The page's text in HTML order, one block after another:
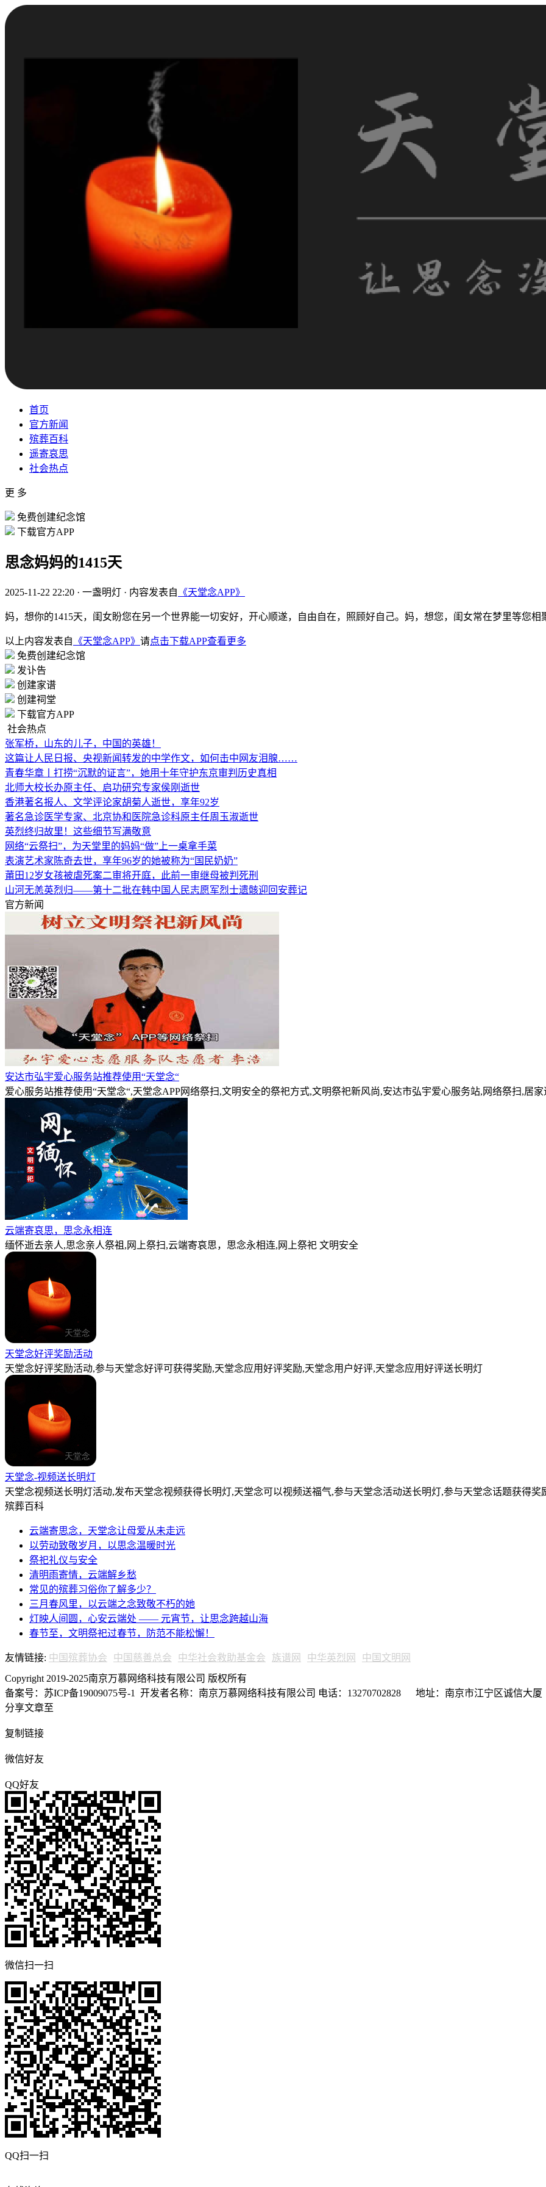
首页
官方新闻
殡葬百科
遥寄哀思
社会热点
更 多
免费创建纪念馆
下载官方APP
思念妈妈的1415天
2025-11-22 22:20 · 一盏明灯 · 内容发表自 《天堂念APP》
妈，想你的1415天，闺女盼您在另一个世界能一切安好，开心顺遂，自由自在，照顾好自己。妈，想您，闺女常在梦里等您相
以上内容发表自 《天堂念APP》 请点击下载APP查看更多
免费创建纪念馆
发讣告
创建家谱
创建祠堂
下载官方APP
社会热点
张军桥，山东的儿子，中国的英雄！
这篇让人民日报、央视新闻转发的中学作文，如何击中网友泪腺……
青春华章丨打捞“沉默的证言”，她用十年守护东京审判历史真相
北师大校长办原主任、启功研究专家侯刚逝世
香港著名报人、文学评论家胡菊人逝世，享年92岁
著名急诊医学专家、北京协和医院急诊科原主任周玉淑逝世
英烈终归故里！这些细节写满敬意
网络“云祭扫”，为天堂里的妈妈“做”上一桌拿手菜
表演艺术家陈奇去世，享年96岁的她被称为“国民奶奶”
莆田12岁女孩被虐死案二审将开庭，此前一审继母被判死刑
山河无恙英烈归——第十二批在韩中国人民志愿军烈士遗骸迎回安葬记
官方新闻
安达市弘宇爱心服务站推荐使用“天堂念“
爱心服务站推荐使用“天堂念“,天堂念APP网络祭扫,文明安全的祭祀方式,文明祭祀新风尚,安达市弘宇爱心服务站,网络祭扫,居
云端寄哀思，思念永相连
缅怀逝去亲人,思念亲人祭祖,网上祭扫,云端寄哀思，思念永相连,网上祭祀 文明安全
天堂念好评奖励活动
天堂念好评奖励活动,参与天堂念好评可获得奖励,天堂念应用好评奖励,天堂念用户好评,天堂念应用好评送长明灯
天堂念-视频送长明灯
天堂念视频送长明灯活动,发布天堂念视频获得长明灯,天堂念可以视频送福气,参与天堂念活动送长明灯,参与天堂念话题获得奖
殡葬百科
云端寄思念，天堂念让母爱从未走远
以劳动致敬岁月，以思念温暖时光
祭祀礼仪与安全
清明雨寄情，云端解乡愁
常见的殡葬习俗你了解多少？
三月春风里，以云端之念致敬不朽的她
灯映人间圆，心安云端处 —— 元宵节，让思念跨越山海
春节至，文明祭祀过春节，防范不能松懈！
友情链接: 中国殡葬协会 中国慈善总会 中华社会救助基金会 族谱网 中华英烈网
中国文明网
Copyright 2019-2025南京万慕网络科技有限公司 版权所有
备案号：苏ICP备19009075号-1
开发者名称：南京万慕网络科技有限公司 电话：13270702828 地址：南京市江宁区诚信大厦
分享文章至
复制链接
微信好友
QQ好友
微信扫一扫
QQ扫一扫